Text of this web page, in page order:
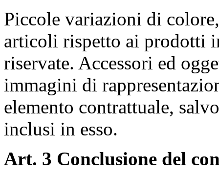
Piccole variazioni di
articoli rispetto ai prodotti
riservate. Accessori ed
immagini di
elemento contrattuale,
inclusi in esso.
Art. 3 Conclusione del